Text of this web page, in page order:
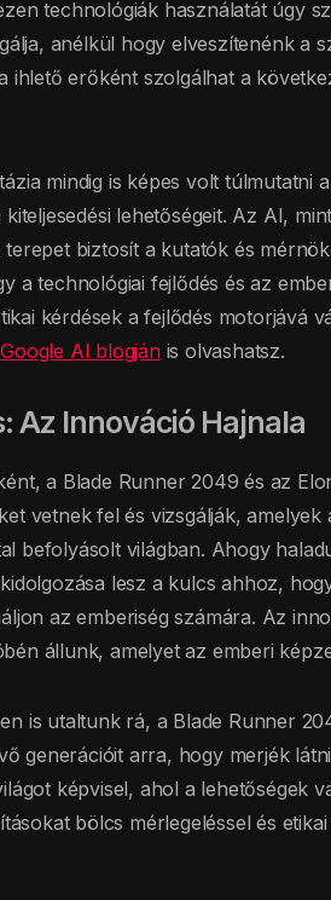
technológiák használatát úgy
anélkül hogy elveszítenénk a
ihlető erőként szolgálhat a
mindig is képes volt túlmutatni
lehetőségeit. Az AI,
biztosít a kutatók és
a technológiai fejlődés és az
kérdések a fejlődés motorjává
Google AI blogjánis olvashatsz.
Az Innováció Hajnala
a Blade Runner 2049 és az
vetnek fel és vizsgálják,
befolyásolt világban. Ahogy
lesz a kulcs ahhoz,
az emberiség számára. Az
állunk, amelyet az emberi
is utaltunk rá, a Blade Runner
generációit arra, hogy merjék
képvisel, ahol a lehetőségek
bölcs mérlegeléssel és